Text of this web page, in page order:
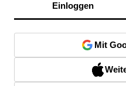
Einloggen
Mit